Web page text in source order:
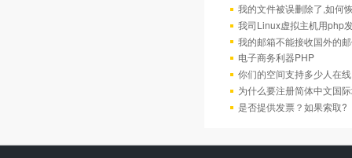
我的文件被误删除了,如何
我司Linux虚拟主机用php
我的邮箱不能接收国外的
电子商务利器PHP
你们的空间支持多少人在
为什么要注册简体中文国
是否提供发票？如果索取?